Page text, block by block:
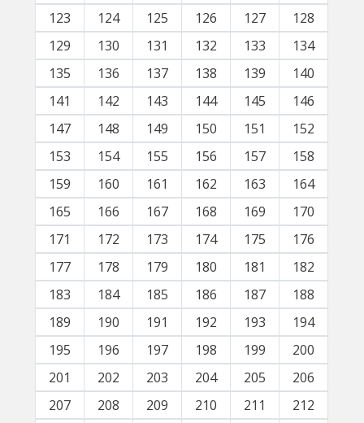
123
124 125 126 127
128
129
130 131 132 133
134
135
136 137 138 139
140
141
142 143 144 145
146
147
148 149 150 151
152
153
154 155 156 157
158
159
160 161 162 163
164
165
166 167 168 169
170
171
172 173 174 175
176
177
178 179 180 181
182
183
184 185 186 187
188
189
190 191 192 193
194
195
196 197 198 199
200
201
202 203 204 205
206
207
208 209 210 211
212